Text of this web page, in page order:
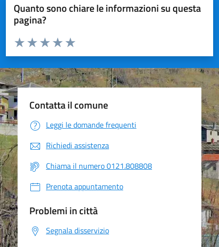
Quanto sono chiare le informazioni su questa
pagina?
Valuta da 1 a 5 stelle la pagina
Valuta 5 stelle su 5
Valuta 4 stelle su 5
Valuta 3 stelle su 5
Valuta 2 stelle su 5
Valuta 1 stelle su 5
Contatta il comune
Leggi le domande frequenti
Richiedi assistenza
Chiama il numero 0121.808808
Prenota appuntamento
Problemi in città
Segnala disservizio